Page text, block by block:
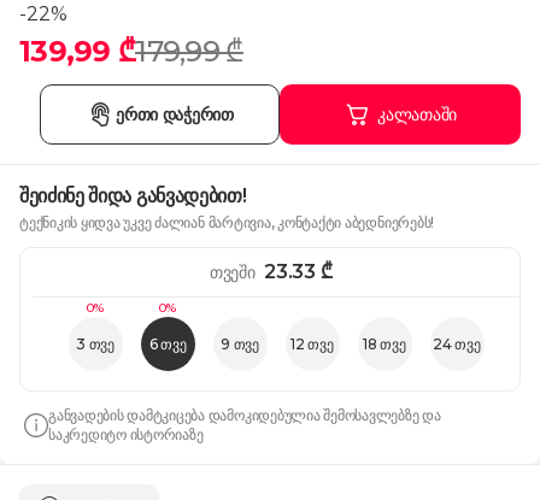
-22%
139,99 ₾179,99 ₾
კალათაში
ერთი დაჭერით
შეიძინე შიდა განვადებით!
ტექნიკის ყიდვა უკვე ძალიან მარტივია, კონტაქტი აბედნიერებს!
0%
3 თვე
0%
6 თვე 9 თვე 12 თვე 18 თვე 24 თვე
თვეში 23.33 ₾
განვადების დამტკიცება დამოკიდებულია შემოსავლებზე და
საკრედიტო ისტორიაზე